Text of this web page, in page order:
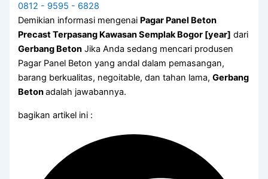
0812 - 9595 - 6828
Demikian informasi mengenai Pagar Panel Beton
Precast Terpasang Kawasan Semplak Bogor [year] dari
Gerbang Beton Jika Anda sedang mencari produsen
Pagar Panel Beton yang andal dalam pemasangan,
barang berkualitas, negoitable, dan tahan lama,Gerbang
Betonadalah jawabannya.
bagikan artikel ini :